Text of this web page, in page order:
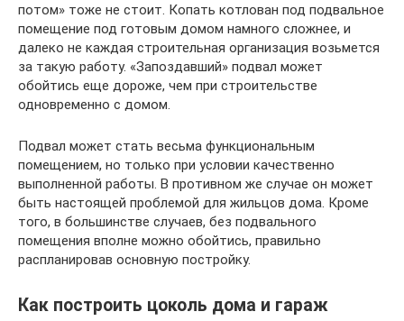
потом» тоже не стоит. Копать котлован под подвальное
помещение под готовым домом намного сложнее, и
далеко не каждая строительная организация возьмется
за такую работу. «Запоздавший» подвал может
обойтись еще дороже, чем при строительстве
одновременно с домом.
Подвал может стать весьма функциональным
помещением, но только при условии качественно
выполненной работы. В противном же случае он может
быть настоящей проблемой для жильцов дома. Кроме
того, в большинстве случаев, без подвального
помещения вполне можно обойтись, правильно
распланировав основную постройку.
Как построить цоколь дома и гараж